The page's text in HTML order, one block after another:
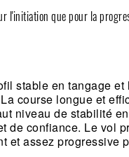
l'initiation que pour la
stable en tangage
course longue et
niveau de stabilité
confiance. Le vol
assez progressive